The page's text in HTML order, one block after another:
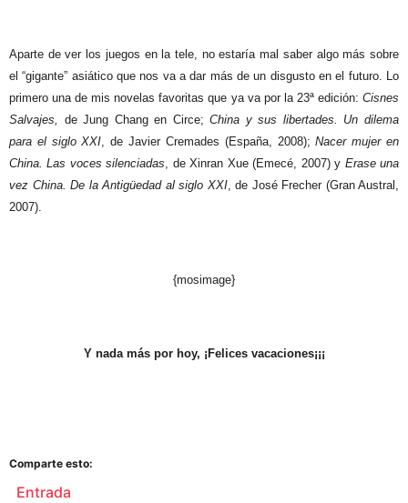
Aparte de ver los juegos en la tele, no estaría mal saber algo más sobre
el “gigante” asiático que nos va a dar más de un disgusto en el futuro. Lo
primero una de mis novelas favoritas que ya va por la 23ª edición: Cisnes
Salvajes,
de Jung Chang en Circe;China y sus libertades. Un dilema
para el siglo XXI , de Javier Cremades (España, 2008);Nacer mujer en
China. Las voces silenciadas , de Xinran Xue (Emecé, 2007) y Erase una
vez China. De la Antigüedad al siglo XXI, de José Frecher (Gran Austral,
2007).
{mosimage}
Y nada más por hoy, ¡Felices vacaciones¡¡¡
Comparte esto:
Entrada